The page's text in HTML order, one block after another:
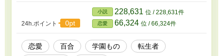
24h.ポイント 0pt
小説 228,631 位 / 228,631件
恋愛 66,324 位 / 66,324件
恋愛 百合 学園もの
転生者